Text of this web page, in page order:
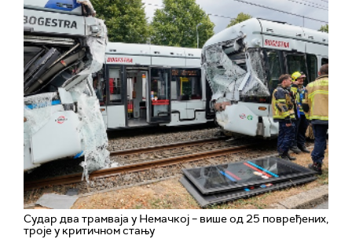
Судар два трамваја у Немачкој – више од 25 повређених,
троје у критичном стању